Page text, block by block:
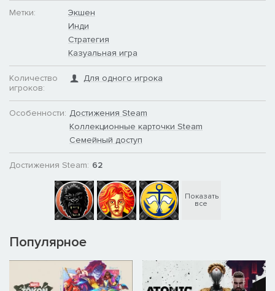
Метки:
Экшен
Инди
Стратегия
Казуальная игра
Количество
игроков:
Для одного игрока
Особенности: Достижения Steam
Коллекционные карточки Steam
Семейный доступ
Достижения Steam: 62
Показать
все
Популярное